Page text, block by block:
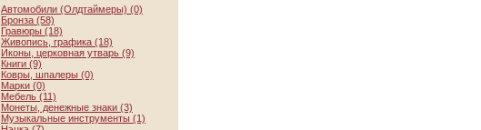
Автомобили (Олдтаймеры) (0)
Бронза (58)
Гравюры (18)
Живопись, графика (18)
Иконы, церковная утварь (9)
Книги (9)
Ковры, шпалеры (0)
Марки (0)
Мебель (11)
Монеты, денежные знаки (3)
Музыкальные инструменты (1)